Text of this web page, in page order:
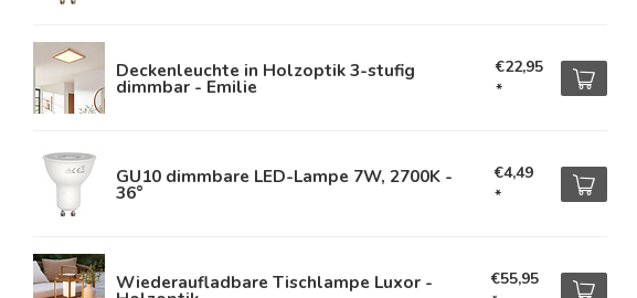
Deckenleuchte in Holzoptik 3-stufig
dimmbar - Emilie
€22,95
*
GU10 dimmbare LED-Lampe 7W, 2700K -
36°
€4,49
*
Wiederaufladbare Tischlampe Luxor -
€55,95